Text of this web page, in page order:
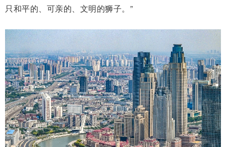
只和平的、可亲的、文明的狮子。”